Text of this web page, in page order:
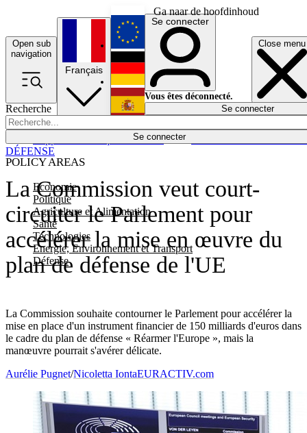
Ga naar de hoofdinhoud
Open sub
navigation
Close menu
Recherche
Se connecter
POLICY AREAS
Economie
Politique
Agriculture et Alimentation
Santé
Technologies
Energie, Environnement et Transport
Défense
Économie
Français
English
Deutsch
Español
Se connecter
Vous êtes déconnecté.
Se connecter
La Commission veut court-
circuiter le Parlement pour
accélérer la mise en œuvre du
plan de défense de l'UE
La Commission souhaite contourner le Parlement pour accélérer la
mise en place d'un instrument financier de 150 milliards d'euros dans
le cadre du plan de défense « Réarmer l'Europe », mais la
manœuvre pourrait s'avérer délicate.
DÉFENSE
Aurélie Pugnet/Nicoletta IontaEURACTIV.com